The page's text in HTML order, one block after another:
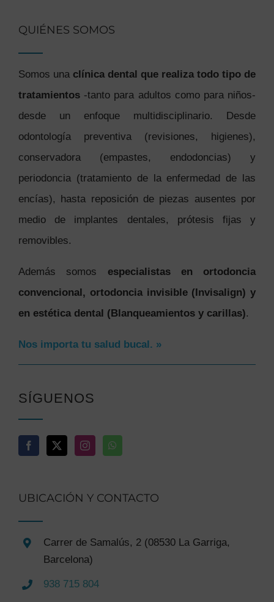
QUIÉNES SOMOS
Somos una clínica dental que realiza todo tipo de
tratamientos -tanto para adultos como para niños-
desde un enfoque multidisciplinario. Desde
odontología preventiva (revisiones, higienes),
conservadora (empastes, endodoncias) y
periodoncia (tratamiento de la enfermedad de las
encías), hasta reposición de piezas ausentes por
medio de implantes dentales, prótesis fijas y
removibles.
Además somos especialistas en ortodoncia
convencional, ortodoncia invisible (Invisalign) y
en estética dental (Blanqueamientos y carillas).
Nos importa tu salud bucal. »
SÍGUENOS
UBICACIÓN Y CONTACTO
Carrer de Samalús, 2 (08530 La Garriga,
Barcelona)
938 715 804